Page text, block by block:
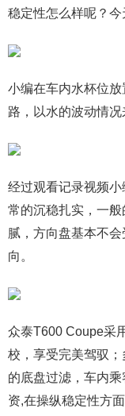
稳定性怎么样呢？今
小编在车内水杯位
路，以水的波动情况
经过观看记录视频
常的沉稳扎实，一
腻，方向盘基本不
向。
众泰T600 Coupe采
校，享受完美驾驭
的底盘过滤，车内
资,在操纵稳定性方